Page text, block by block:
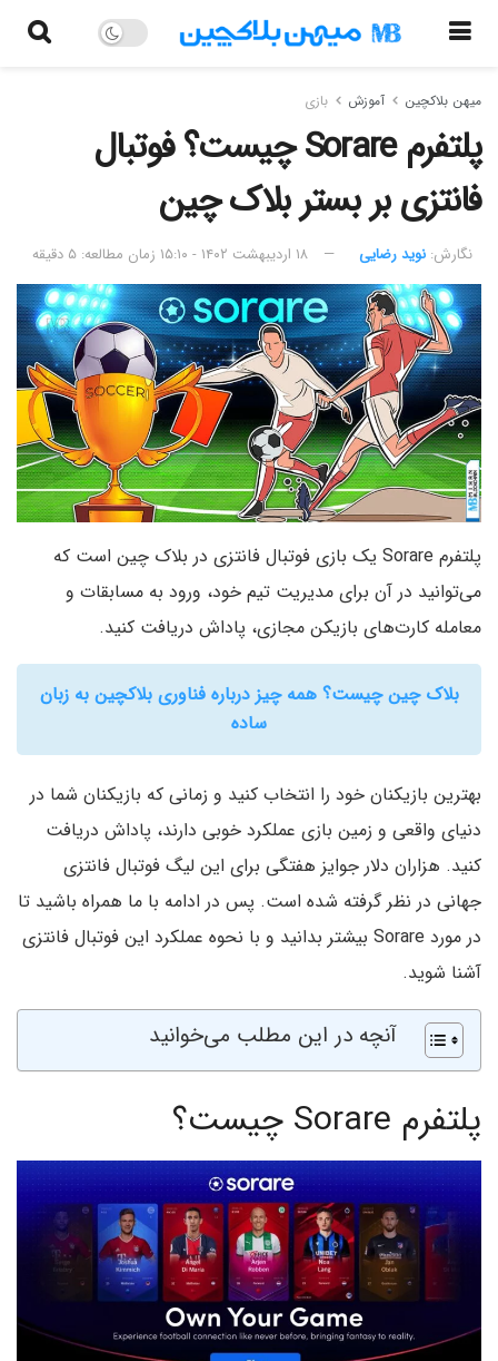
میهن بلاکچین آموزش بازی
پلتفرم Sorare چیست؟ فوتبال
فانتزی بر بستر بلاک چین
نگارش:‌ نوید رضایی ۱۸ اردیبهشت ۱۴۰۲ - ۱۵:۱۰ زمان مطالعه: ۵ دقیقه
پلتفرم Sorare یک بازی فوتبال فانتزی در بلاک چین است که
می‌توانید در آن برای مدیریت تیم خود، ورود به مسابقات و
معامله کارت‌های بازیکن مجازی، پاداش دریافت کنید.
بلاک چین چیست؟ همه چیز درباره فناوری بلاکچین به زبان
ساده
بهترین بازیکنان خود را انتخاب کنید و زمانی که بازیکنان شما در
دنیای واقعی و زمین بازی عملکرد خوبی دارند، پاداش دریافت
کنید. هزاران دلار جوایز هفتگی برای این لیگ فوتبال فانتزی
جهانی در نظر گرفته شده است. پس در ادامه با ما همراه باشید تا
در مورد Sorare بیشتر بدانید و با نحوه عملکرد این فوتبال فانتزی
آشنا شوید.
آنچه در این مطلب می‌خوانید
پلتفرم Sorare چیست؟